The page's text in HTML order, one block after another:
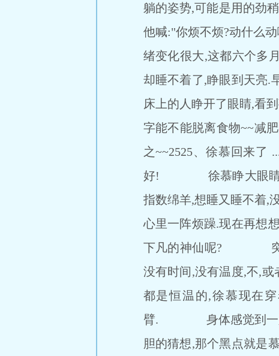
躺的姿势,可能是用的劲
他喊:"你烦不烦?动什
绪变化很大,这都六个
却睡不着了,睁眼到天亮.
床上的人睁开了眼睛,看
字能不能脱离食物~~减
之~~2525、徐慕回来
好! 徐慕睁大眼睛努力
指数绵羊,想睡又睡不着,
心里一阵烦躁.现在再想
下凡的神仙呢? 突然
没有时间,没有温度,不,
都是恒温的,徐慕现在
臂. 身体感觉到一股吸
胆的猜想,那个黑点就